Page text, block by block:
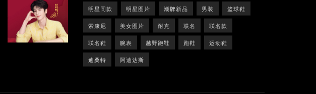
明星同款 明星图片 潮牌新品 男装 篮球鞋
索康尼 美女图片 耐克 联名 联名款
联名鞋 腕表 越野跑鞋 跑鞋 运动鞋
迪桑特 阿迪达斯